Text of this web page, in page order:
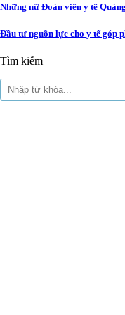
Những nữ Đoàn viên y tế
Đầu tư nguồn lực cho y tế góp
Tìm kiếm